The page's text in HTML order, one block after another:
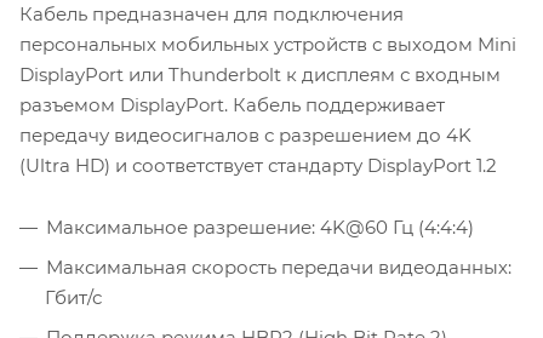
Кабель предназначен для подключения
персональных мобильных устройств с выходом Mini
DisplayPort или Thunderbolt к дисплеям с входным
разъемом DisplayPort. Кабель поддерживает
передачу видеосигналов с разрешением до 4K
(Ultra HD) и соответствует стандарту DisplayPort 1.2
Максимальное разрешение: 4K@60 Гц (4:4:4)
Максимальная скорость передачи видеоданных:
Гбит/с